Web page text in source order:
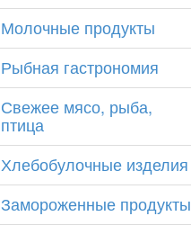
Молочные продукты
Рыбная гастрономия
Свежее мясо, рыба,
птица
Хлебобулочные изделия
Замороженные продукты